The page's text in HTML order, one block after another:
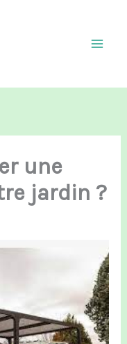
une
jardin ?